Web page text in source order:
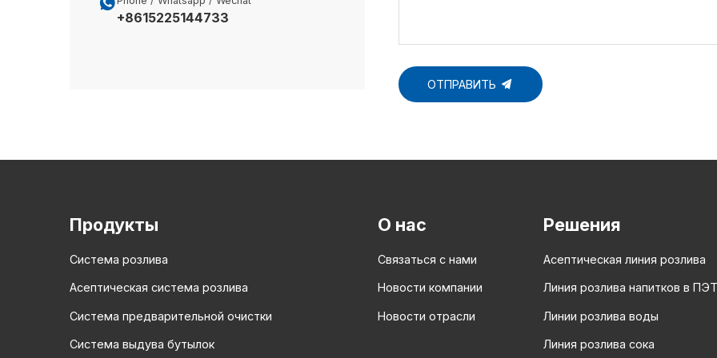
ОТПРАВИТЬ
+8615225144733
Продукты
Система розлива
Асептическая система розлива
Система предварительной очистки
Система выдува бутылок
О нас
Связаться с нами
Новости компании
Новости отрасли
Решения
Асептическая линия розлива
Линия розлива напитков в ПЭТ
Линии розлива воды
Линия розлива сока